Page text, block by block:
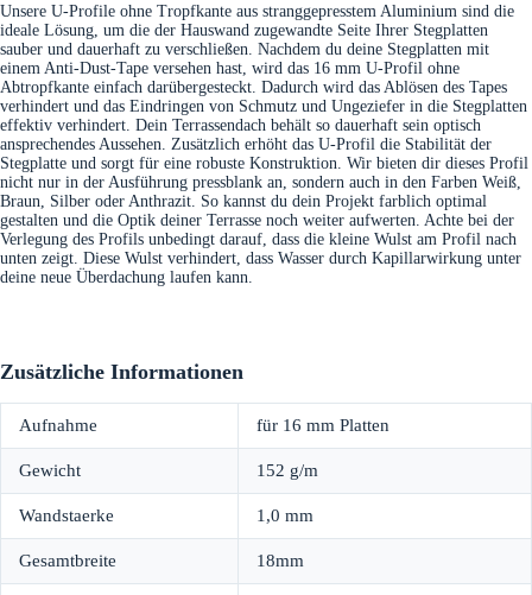
Unsere U-Profile ohne Tropfkante aus stranggepresstem Aluminium sind die
ideale Lösung, um die der Hauswand zugewandte Seite Ihrer Stegplatten
sauber und dauerhaft zu verschließen. Nachdem du deine Stegplatten mit
einem Anti-Dust-Tape versehen hast, wird das 16 mm U-Profil ohne
Abtropfkante einfach darübergesteckt. Dadurch wird das Ablösen des Tapes
verhindert und das Eindringen von Schmutz und Ungeziefer in die Stegplatten
effektiv verhindert. Dein Terrassendach behält so dauerhaft sein optisch
ansprechendes Aussehen. Zusätzlich erhöht das U-Profil die Stabilität der
Stegplatte und sorgt für eine robuste Konstruktion. Wir bieten dir dieses Profil
nicht nur in der Ausführung pressblank an, sondern auch in den Farben Weiß,
Braun, Silber oder Anthrazit. So kannst du dein Projekt farblich optimal
gestalten und die Optik deiner Terrasse noch weiter aufwerten. Achte bei der
Verlegung des Profils unbedingt darauf, dass die kleine Wulst am Profil nach
unten zeigt. Diese Wulst verhindert, dass Wasser durch Kapillarwirkung unter
deine neue Überdachung laufen kann.
Zusätzliche Informationen
Aufnahme für 16 mm Platten
Gewicht 152 g/m
Wandstaerke 1,0 mm
Gesamtbreite 18mm